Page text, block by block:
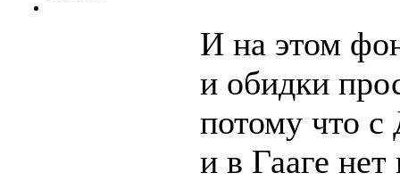
И на этом
и обидки
потому что с
и в Гааге нет